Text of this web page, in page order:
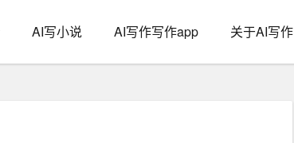
AI写小说 AI写作写作app 关于AI写作